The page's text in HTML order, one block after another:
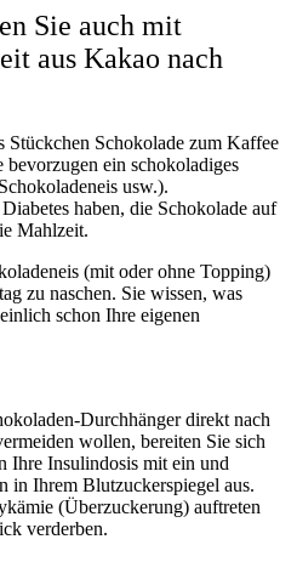
Sie auch mit
aus Kakao nach
Stückchen Schokolade zum Kaffee
ein schokoladiges
usw.).
haben, die Schokolade auf
Mahlzeit.
(mit oder ohne Topping)
zu naschen. Sie wissen, was
schon Ihre eigenen
Durchhänger direkt nach
wollen, bereiten Sie sich
Ihre Insulindosis mit ein und
in Ihrem Blutzuckerspiegel aus.
(Überzuckerung) auftreten
verderben.